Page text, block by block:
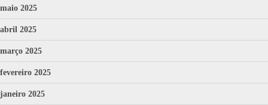
maio 2025
abril 2025
março 2025
fevereiro 2025
janeiro 2025